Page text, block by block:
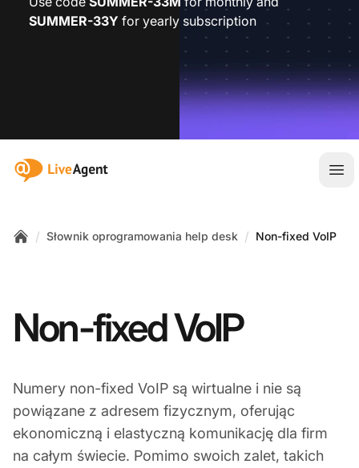
SUMMER-33Y for yearly subscription
:site.title
/ Słownik oprogramowania help desk / Non-fixed VoIP
Non-fixed VoIP
Numery non-fixed VoIP są wirtualne i nie są
powiązane z adresem fizycznym, oferując
ekonomiczną i elastyczną komunikację dla firm
na całym świecie. Pomimo swoich zalet, takich